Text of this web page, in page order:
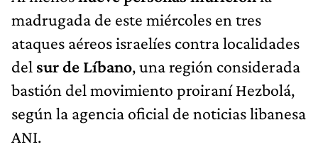
madrugada de este miércoles en tres
ataques aéreos israelíes contra localidades
del sur de Líbano, una región considerada
bastión del movimiento proiraní Hezbolá,
según la agencia oficial de noticias libanesa
ANI.